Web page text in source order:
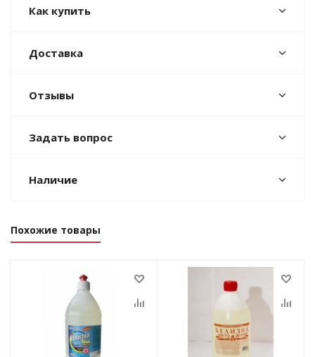
Как купить
Доставка
Отзывы
Задать вопрос
Наличие
Похожие товары